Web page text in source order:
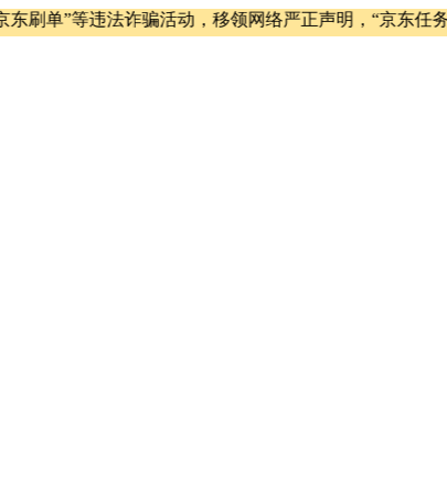
违法诈骗活动，移领网络严正声明，“京东任务